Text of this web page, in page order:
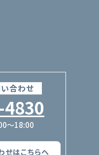
合わせ
〜18:00
はこちらへ